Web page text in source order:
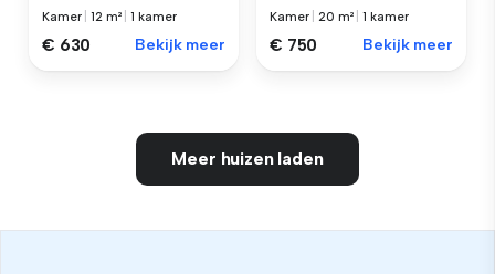
Kamer |12 m² |1 kamer
€ 630 Bekijk meer
Kamer |20 m² |1 kamer
€ 750 Bekijk meer
Meer huizen laden